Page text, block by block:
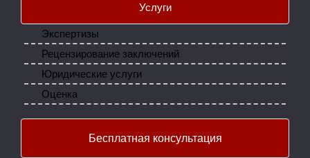
Услуги
Экспертизы
Рецензирование заключений
Юридические услуги
Оценка
Бесплатная консультация